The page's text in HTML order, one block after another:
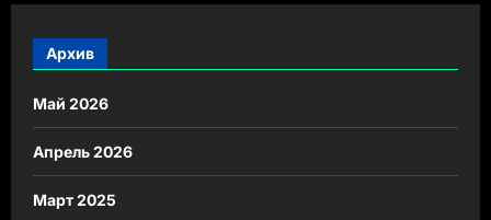
Архив
Май 2026
Апрель 2026
Март 2025